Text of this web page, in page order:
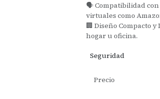
🗣️ Compatibilidad con
virtuales como
🏢 Diseño Compacto
hogar u oficina.
Seguridad
Precio